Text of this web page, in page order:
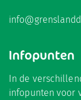
Infopunten
In de
infopunten voor